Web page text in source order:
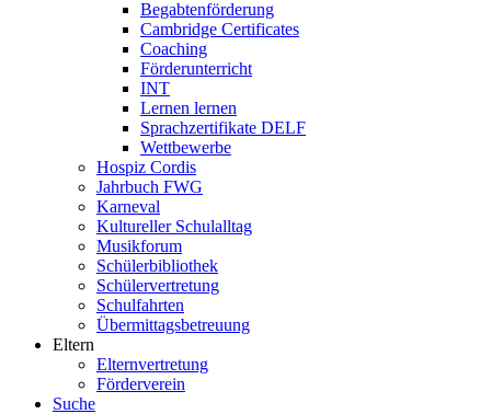
Begabtenförderung
Cambridge Certificates
Coaching
Förderunterricht
INT
Lernen lernen
Sprachzertifikate DELF
Wettbewerbe
Hospiz Cordis
Jahrbuch FWG
Karneval
Kultureller Schulalltag
Musikforum
Schülerbibliothek
Schülervertretung
Schulfahrten
Übermittagsbetreuung
Eltern
Elternvertretung
Förderverein
Suche